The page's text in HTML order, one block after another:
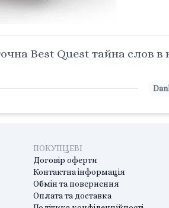
Best Quest тайна слов в
ПОКУПЦЕВІ
Договір оферти
Контактна інформація
Обмін та повернення
Оплата та доставка